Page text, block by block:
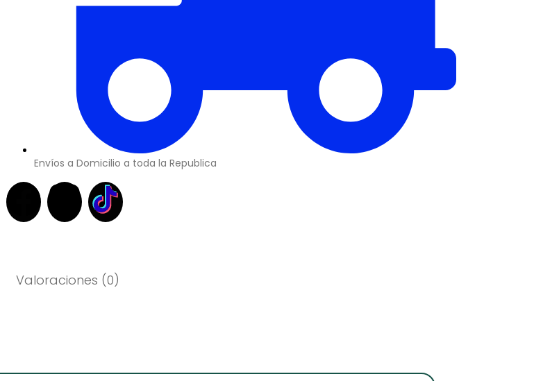
Envíos a Domicilio a toda la Republica
Valoraciones (0)